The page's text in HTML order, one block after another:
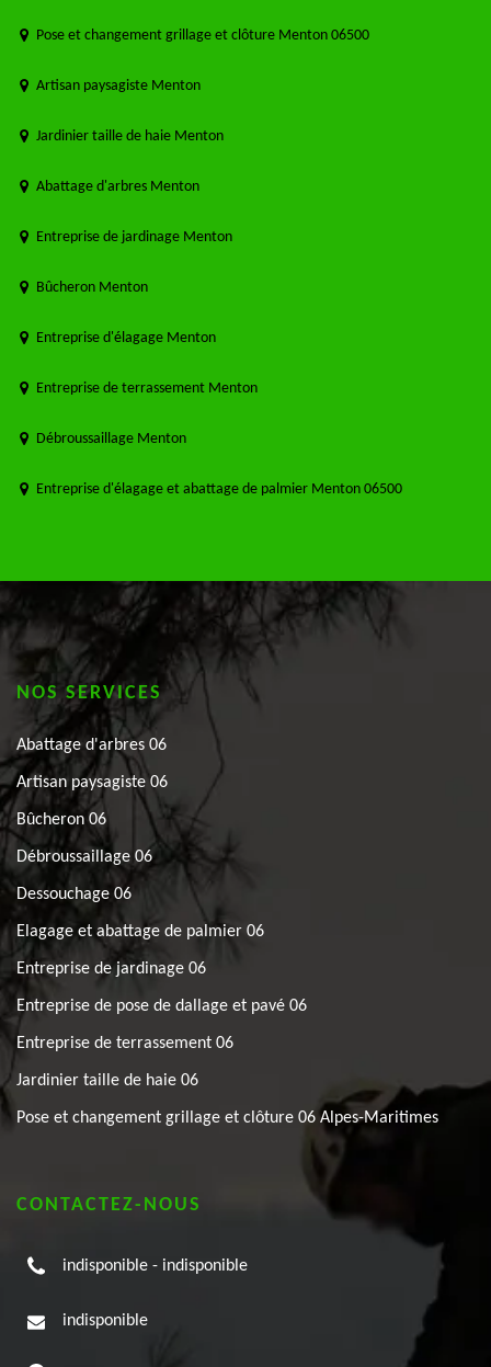
Pose et changement grillage et clôture Menton 06500
Artisan paysagiste Menton
Jardinier taille de haie Menton
Abattage d'arbres Menton
Entreprise de jardinage Menton
Bûcheron Menton
Entreprise d'élagage Menton
Entreprise de terrassement Menton
Débroussaillage Menton
Entreprise d'élagage et abattage de palmier Menton 06500
NOS SERVICES
Abattage d'arbres 06
Artisan paysagiste 06
Bûcheron 06
Débroussaillage 06
Dessouchage 06
Elagage et abattage de palmier 06
Entreprise de jardinage 06
Entreprise de pose de dallage et pavé 06
Entreprise de terrassement 06
Jardinier taille de haie 06
Pose et changement grillage et clôture 06 Alpes-Maritimes
CONTACTEZ-NOUS
indisponible - indisponible
indisponible